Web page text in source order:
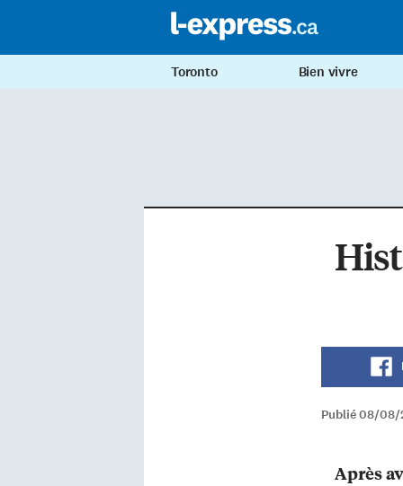
Toronto Bien vivre
Publié 08/
Après